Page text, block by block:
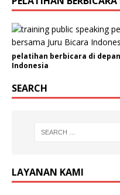
n
s
a
s
i
P
pelatihan berbicara di
Indonesia
SEARCH
LAYANAN KAMI